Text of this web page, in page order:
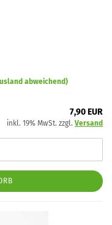
abweichend)
7,90 EUR
inkl. 19% MwSt. zzgl. Versand